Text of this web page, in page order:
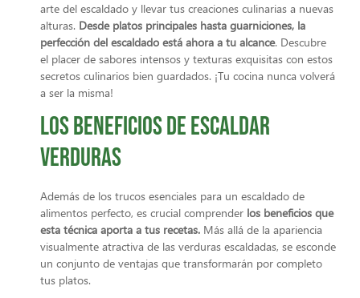
arte del escaldado y llevar tus creaciones culinarias a nuevas
alturas. Desde platos principales hasta guarniciones, la
perfección del escaldado está ahora a tu alcance. Descubre
el placer de sabores intensos y texturas exquisitas con estos
secretos culinarios bien guardados. ¡Tu cocina nunca volverá
a ser la misma!
Los beneficios de escaldar
verduras
Además de los trucos esenciales para un escaldado de
alimentos perfecto, es crucial comprender los beneficios que
esta técnica aporta a tus recetas. Más allá de la apariencia
visualmente atractiva de las verduras escaldadas, se esconde
un conjunto de ventajas que transformarán por completo
tus platos.